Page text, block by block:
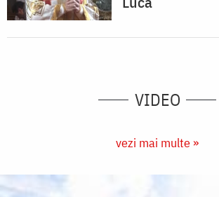
VIDEO
vezi mai multe »